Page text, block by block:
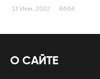
13 Июн, 2022 8664
О САЙТЕ